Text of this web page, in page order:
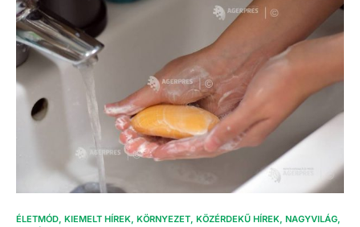
ÉLETMÓD KIEMELT HÍREK KÖRNYEZET KÖZÉRDEKŰ HÍREK NAGYVILÁG